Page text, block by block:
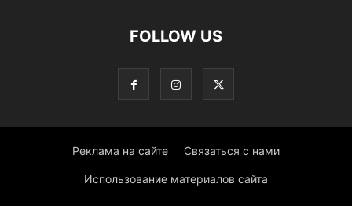
FOLLOW US
Реклама на сайте Связаться с нами
Использование материалов сайта